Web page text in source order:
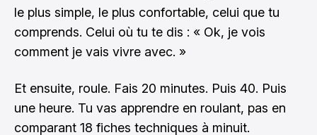
le plus simple, le plus confortable, celui que tu
comprends. Celui où tu te dis : « Ok, je vois
comment je vais vivre avec. »
Et ensuite, roule. Fais 20 minutes. Puis 40. Puis
une heure. Tu vas apprendre en roulant, pas en
comparant 18 fiches techniques à minuit.